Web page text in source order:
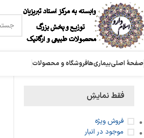
صفحۀ اصلیبیماری‌هافروشگاه و محصولات
فقط نمایشِ
فروش ویژه
موجود در انبار